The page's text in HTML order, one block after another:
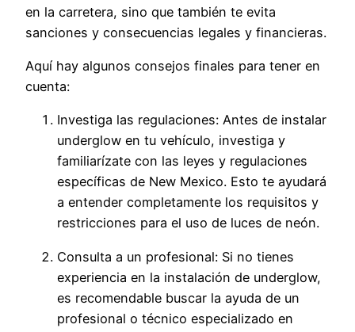
en la carretera, sino que también te evita
sanciones y consecuencias legales y financieras.
Aquí hay algunos consejos finales para tener en
cuenta:
Investiga las regulaciones: Antes de instalar
underglow en tu vehículo, investiga y
familiarízate con las leyes y regulaciones
específicas de New Mexico. Esto te ayudará
a entender completamente los requisitos y
restricciones para el uso de luces de neón.
Consulta a un profesional: Si no tienes
experiencia en la instalación de underglow,
es recomendable buscar la ayuda de un
profesional o técnico especializado en